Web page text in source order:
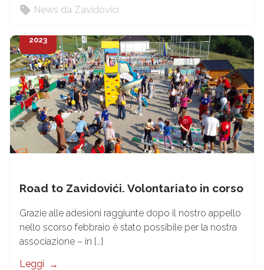
News da Zavidovici
27
2023
Road to Zavidovići. Volontariato in corso
Grazie alle adesioni raggiunte dopo il nostro appello
nello scorso febbraio è stato possibile per la nostra
associazione – in […]
Leggi